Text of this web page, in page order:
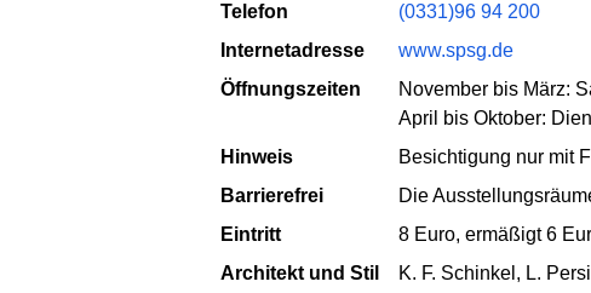
Telefon
(0331)96 94 200
Internetadresse
www.spsg.de
Öffnungszeiten
November bis März:
April bis Oktober:
Hinweis
Besichtigung nur mit
Barrierefrei
Die
Eintritt
8 Euro, ermäßigt 6
Architekt und Stil
K. F. Schinkel, L.